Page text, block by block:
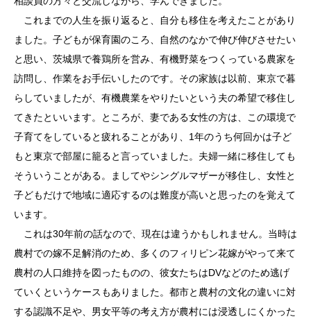
これまでの人生を振り返ると、自分も移住を考えたことがあり
ました。子どもが保育園のころ、自然のなかで伸び伸びさせたい
と思い、茨城県で養鶏所を営み、有機野菜をつくっている農家を
訪問し、作業をお手伝いしたのです。その家族は以前、東京で暮
らしていましたが、有機農業をやりたいという夫の希望で移住し
てきたといいます。ところが、妻である女性の方は、この環境で
子育てをしていると疲れることがあり、1年のうち何回かは子ど
もと東京で部屋に籠ると言っていました。夫婦一緒に移住しても
そういうことがある。ましてやシングルマザーが移住し、女性と
子どもだけで地域に適応するのは難度が高いと思ったのを覚えて
います。
これは30年前の話なので、現在は違うかもしれません。当時は
農村での嫁不足解消のため、多くのフィリピン花嫁がやって来て
農村の人口維持を図ったものの、彼女たちはDVなどのため逃げ
ていくというケースもありました。都市と農村の文化の違いに対
する認識不足や、男女平等の考え方が農村には浸透しにくかった